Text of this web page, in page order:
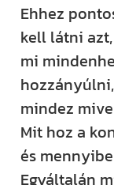
Ehhez
kell látni
mi
mindez
Mit hoz a
és
Egyáltalán